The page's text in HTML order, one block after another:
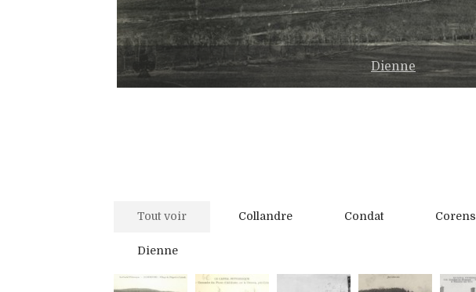
Dienne
Tout voir Collandre Condat Corens
Dienne